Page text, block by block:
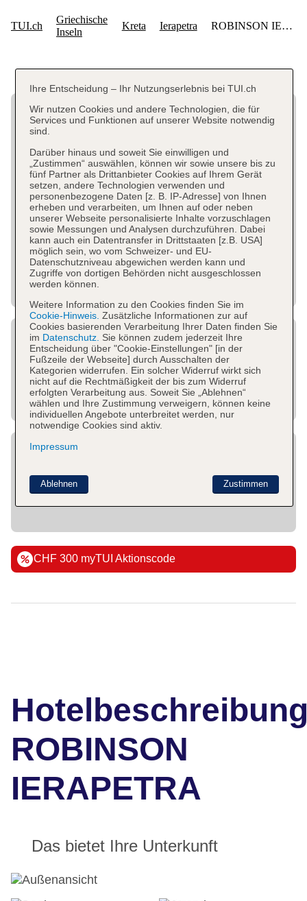
CHF 300 myTUI Aktionscode
ROBINSON
IERAPETRA
Das bietet Ihre Unterkunft
Ihre Entscheidung – Ihr Nutzungserlebnis bei TUI.ch
Wir nutzen Cookies und andere Technologien, die für
Services und Funktionen auf unserer Website notwendig
sind.
Darüber hinaus und soweit Sie einwilligen und
„Zustimmen“ auswählen, können wir sowie unsere bis zu
fünf Partner als Drittanbieter Cookies auf Ihrem Gerät
setzen, andere Technologien verwenden und
personenbezogene Daten [z. B. IP-Adresse] von Ihnen
erheben und verarbeiten, um Ihnen auf oder neben
unserer Webseite personalisierte Inhalte vorzuschlagen
sowie Messungen und Analysen durchzuführen. Dabei
kann auch ein Datentransfer in Drittstaaten [z.B. USA]
möglich sein, wo vom Schweizer- und EU-
Datenschutzniveau abgewichen werden kann und
Zugriffe von dortigen Behörden nicht ausgeschlossen
werden können.
Weitere Information zu den Cookies finden Sie im
Cookie-Hinweis. Zusätzliche Informationen zur auf
Cookies basierenden Verarbeitung Ihrer Daten finden Sie
im Datenschutz. Sie können zudem jederzeit Ihre
Entscheidung über "Cookie-Einstellungen" [in der
Fußzeile der Webseite] durch Ausschalten der
Kategorien widerrufen. Ein solcher Widerruf wirkt sich
nicht auf die Rechtmäßigkeit der bis zum Widerruf
erfolgten Verarbeitung aus. Soweit Sie „Ablehnen“
wählen und Ihre Zustimmung verweigern, können keine
individuellen Angebote unterbreitet werden, nur
notwendige Cookies sind aktiv.
Impressum
Zustimmen
Ablehnen